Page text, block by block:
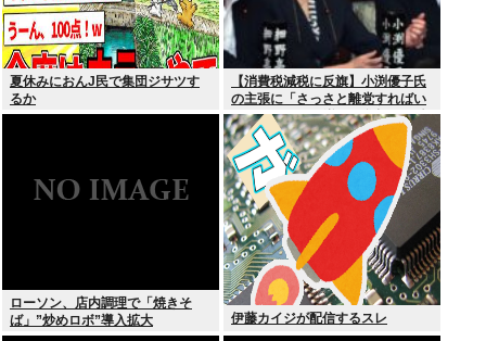
夏休みにおんJ民で集団ジサツす
るか
【消費税減税に反旗】小渕優子氏
の主張に「さっさと離党すればい
いのに」SNSで逆風…父親から続
く「消費税の系譜」とは
ローソン、店内調理で「焼きそ
ば」”炒めロボ”導入拡大
伊藤カイジが配信するスレ